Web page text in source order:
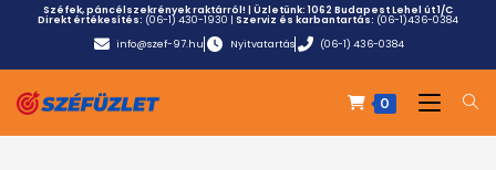
Széfek, páncélszekrények raktárról! | Üzletünk:1062 Budapest Lehel út 1/C
Direkt értékesítés: (06-1) 430-1930 | Szerviz és karbantartás: (06-1)436-0384
info@szef-97.hu
Nyitvatartás (06-1) 436-0384
0